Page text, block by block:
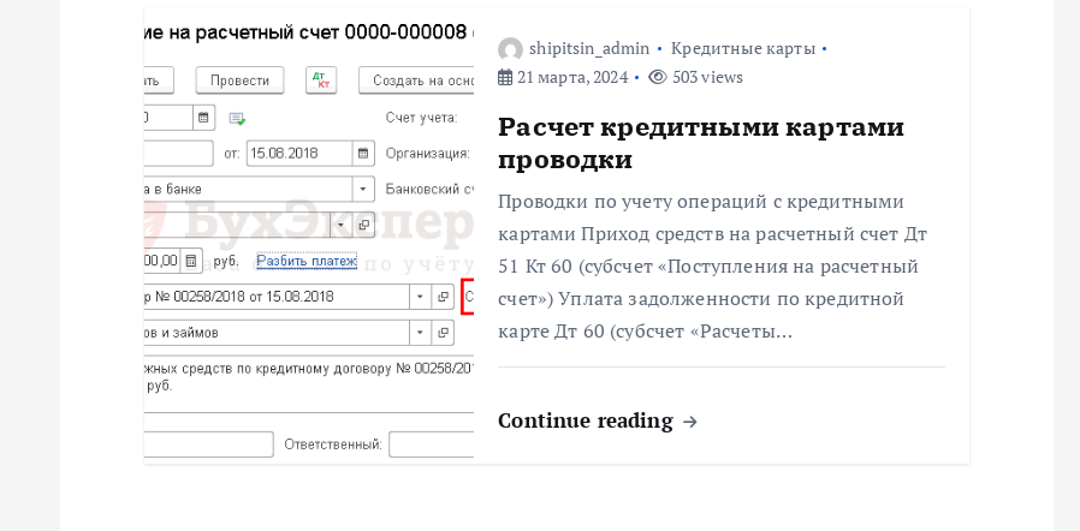
shipitsin_admin
Кредитные карты
21 марта, 2024
503 views
Расчет кредитными картами
проводки
Проводки по учету операций с кредитными
картами Приход средств на расчетный счет Дт
51 Кт 60 (субсчет «Поступления на расчетный
счет») Уплата задолженности по кредитной
карте Дт 60 (субсчет «Расчеты…
Continue reading